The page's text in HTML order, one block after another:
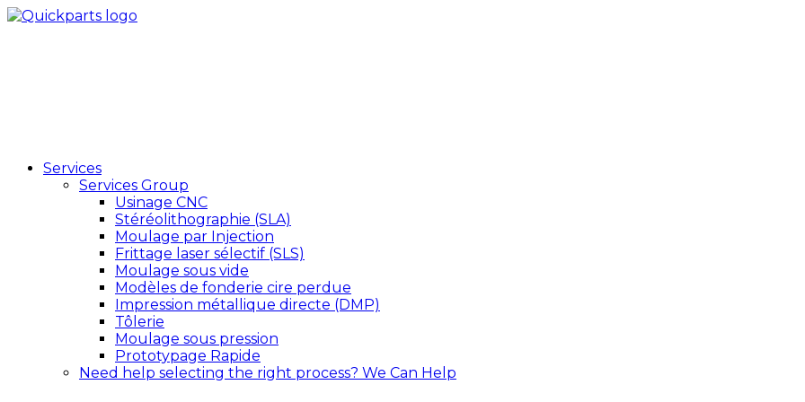
Services
Services Group
Usinage CNC
Stéréolithographie (SLA)
Moulage par Injection
Frittage laser sélectif (SLS)
Moulage sous vide
Modèles de fonderie cire perdue
Impression métallique directe (DMP)
Tôlerie
Moulage sous pression
Prototypage Rapide
Need help selecting the right process? We Can Help